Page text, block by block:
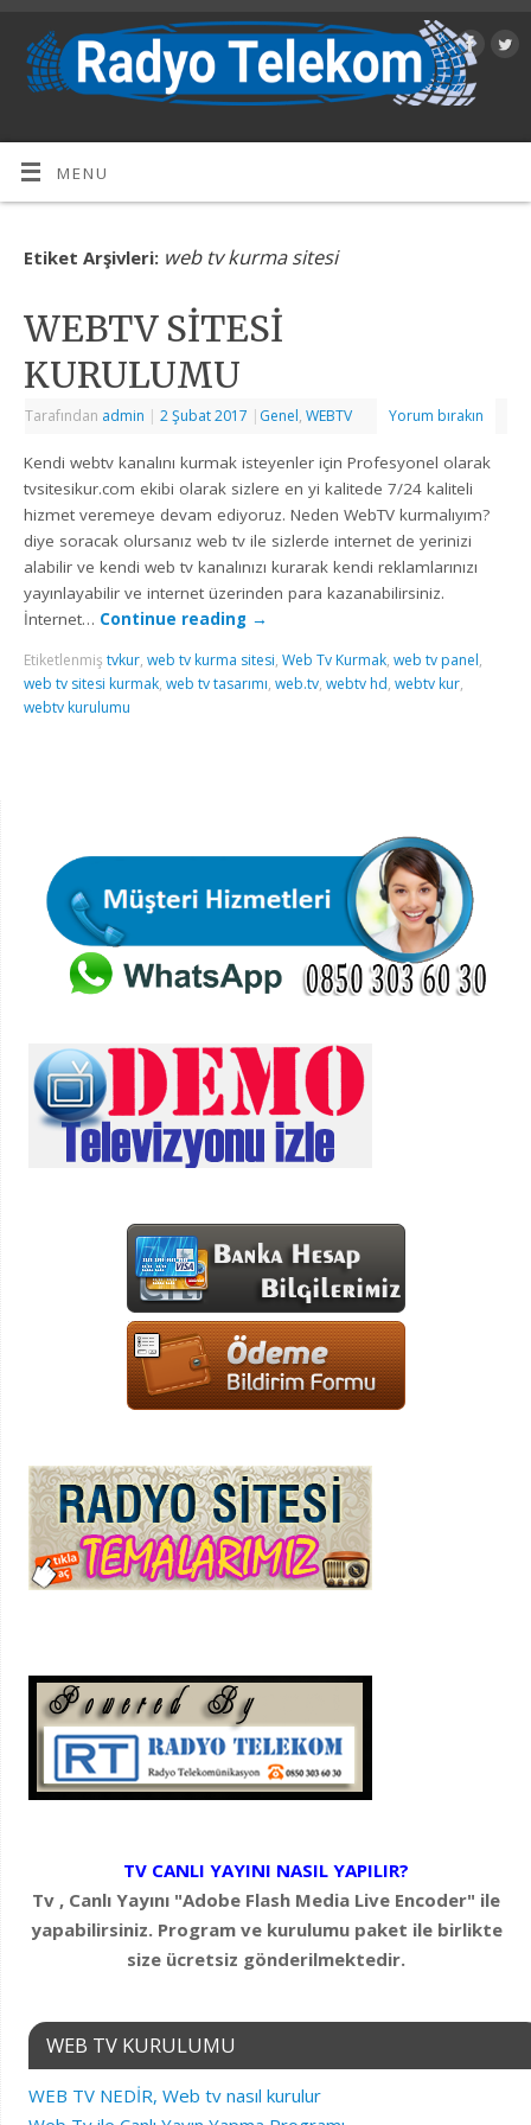
MENU
Etiket Arşivleri: web tv kurma sitesi
WEBTV SİTESİ
KURULUMU
Tarafından admin | 2 Şubat 2017 | Genel,WEBTV Yorum bırakın
Kendi webtv kanalını kurmak isteyenler için Profesyonel olarak
tvsitesikur.com ekibi olarak sizlere en yi kalitede 7/24 kaliteli
hizmet veremeye devam ediyoruz. Neden WebTV kurmalıyım?
diye soracak olursanız web tv ile sizlerde internet de yerinizi
alabilir ve kendi web tv kanalınızı kurarak kendi reklamlarınızı
yayınlayabilir ve internet üzerinden para kazanabilirsiniz.
İnternet… Continue reading →
Etiketlenmiştvkur,web tv kurma sitesi,Web Tv Kurmak,web tv panel,
web tv sitesi kurmak,web tv tasarımı,web.tv,webtv hd,webtv kur,
webtv kurulumu
TV CANLI YAYINI NASIL YAPILIR?
Tv , Canlı Yayını "Adobe Flash Media Live Encoder" ile
yapabilirsiniz. Program ve kurulumu paket ile birlikte
size ücretsiz gönderilmektedir.
WEB TV KURULUMU
WEB TV NEDİR, Web tv nasıl kurulur